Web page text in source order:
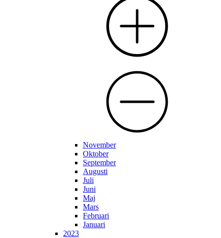
November
Oktober
September
Augusti
Juli
Juni
Maj
Mars
Februari
Januari
2023